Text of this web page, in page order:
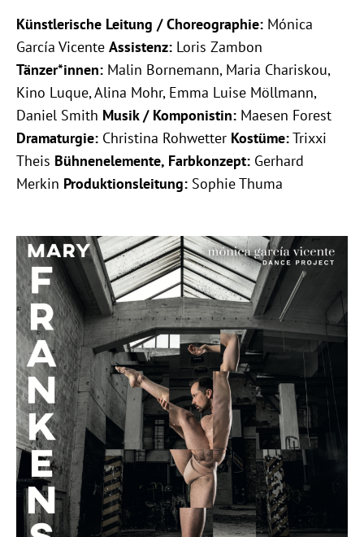
Künstlerische Leitung / Choreographie: Mónica
García Vicente Assistenz: Loris Zambon
Tänzer*innen: Malin Bornemann, Maria Chariskou,
Kino Luque, Alina Mohr, Emma Luise Möllmann,
Daniel Smith Musik / Komponistin: Maesen Forest
Dramaturgie: Christina Rohwetter Kostüme:Trixxi
Theis Bühnenelemente, Farbkonzept: Gerhard
Merkin Produktionsleitung: Sophie Thuma